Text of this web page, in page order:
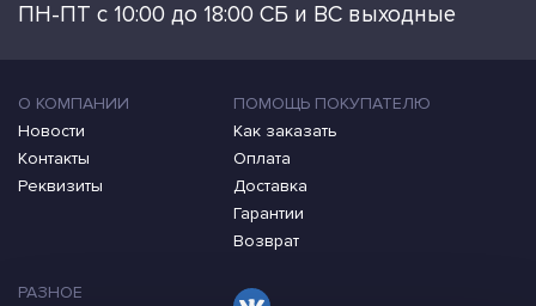
ПН-ПТ с 10:00 до 18:00 СБ и ВС выходные
О КОМПАНИИ
Новости
Контакты
Реквизиты
ПОМОЩЬ ПОКУПАТЕЛЮ
Как заказать
Оплата
Доставка
Гарантии
Возврат
РАЗНОЕ